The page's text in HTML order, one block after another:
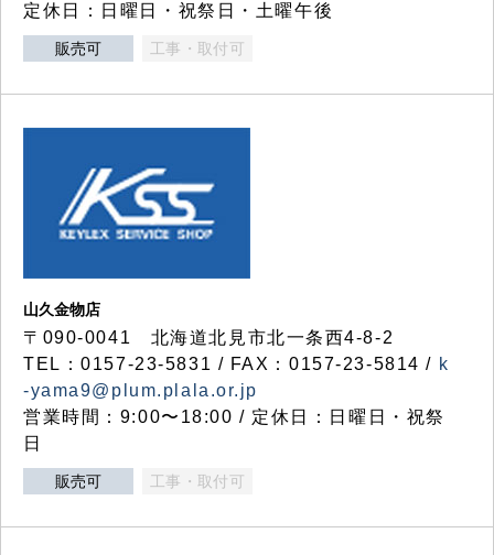
定休日：日曜日・祝祭日・土曜午後
販売可 工事・取付可
山久金物店
〒090-0041 北海道北見市北一条西4-8-2
TEL：0157-23-5831 / FAX：0157-23-5814 / k
-yama9@plum.plala.or.jp
営業時間：9:00〜18:00 / 定休日：日曜日・祝祭
日
販売可 工事・取付可